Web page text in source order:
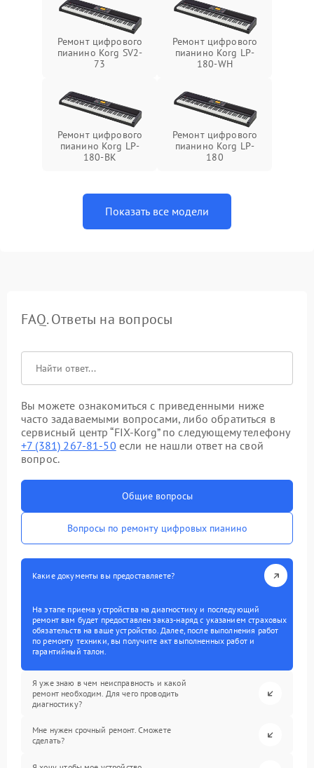
Ремонт цифрового
пианино Korg SV2-
73
Ремонт цифрового
пианино Korg LP-
180-WH
Ремонт цифрового
пианино Korg LP-
180-BK
Ремонт цифрового
пианино Korg LP-
180
Показать все модели
FAQ. Ответы на вопросы
Вы можете ознакомиться с приведенными ниже
часто задаваемыми вопросами, либо обратиться в
сервисный центр “FIX-Korg” по следующему телефону
+7 (381) 267-81-50 если не нашли ответ на свой
вопрос.
Общие вопросы
Вопросы по ремонту цифровых пианино
Какие документы вы предоставляете?
На этапе приема устройства на диагностику и последующий
ремонт вам будет предоставлен заказ-наряд с указанием страховых
обязательств на ваше устройство. Далее, после выполнения работ
по ремонту техники, вы получите акт выполненных работ и
гарантийный талон.
Я уже знаю в чем неисправность и какой
ремонт необходим. Для чего проводить
диагностику?
Мне нужен срочный ремонт. Сможете
сделать?